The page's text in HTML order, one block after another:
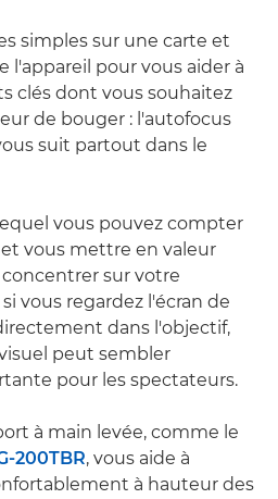
simples sur une carte et
l'appareil pour vous aider à
clés dont vous souhaitez
de bouger : l'autofocus
suit partout dans le
vous pouvez compter
vous mettre en valeur
sur votre
vous regardez l'écran de
dans l'objectif,
peut sembler
pour les spectateurs.
à main levée, comme le
200TBR, vous aide à
à hauteur des